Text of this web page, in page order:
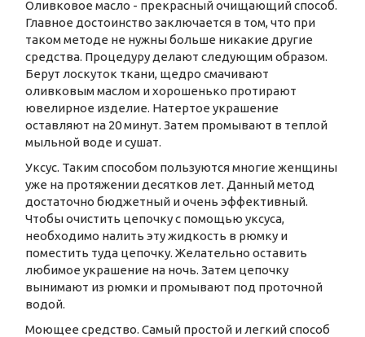
Оливковое масло - прекрасный очищающий способ.
Главное достоинство заключается в том, что при
таком методе не нужны больше никакие другие
средства. Процедуру делают следующим образом.
Берут лоскуток ткани, щедро смачивают
оливковым маслом и хорошенько протирают
ювелирное изделие. Натертое украшение
оставляют на 20 минут. Затем промывают в теплой
мыльной воде и сушат.
Уксус. Таким способом пользуются многие женщины
уже на протяжении десятков лет. Данный метод
достаточно бюджетный и очень эффективный.
Чтобы очистить цепочку с помощью уксуса,
необходимо налить эту жидкость в рюмку и
поместить туда цепочку. Желательно оставить
любимое украшение на ночь. Затем цепочку
вынимают из рюмки и промывают под проточной
водой.
Моющее средство. Самый простой и легкий способ